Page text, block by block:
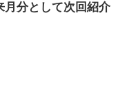
月分として次回紹介